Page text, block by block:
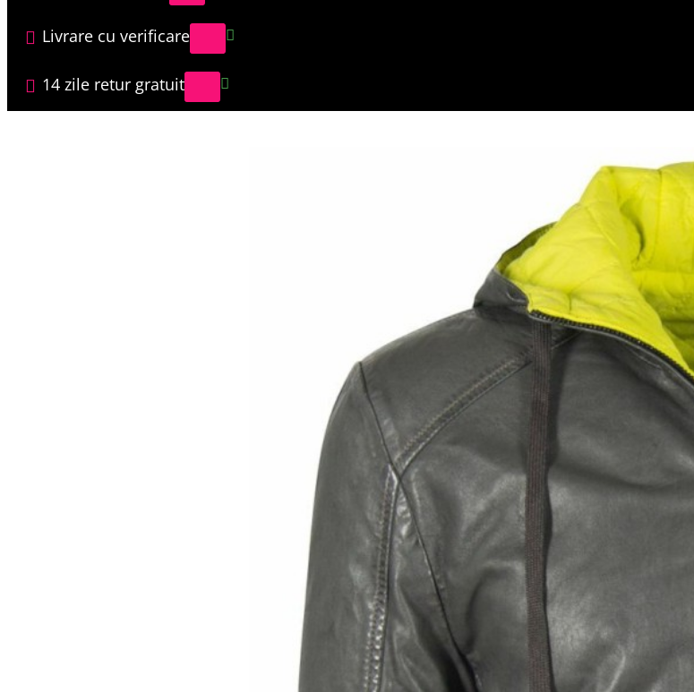
Livrare cu verificare
14 zile retur gratuit